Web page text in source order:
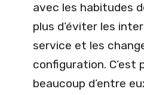
avec les habitudes
plus d’éviter les
service et les
configuration. C’est
beaucoup d’entre